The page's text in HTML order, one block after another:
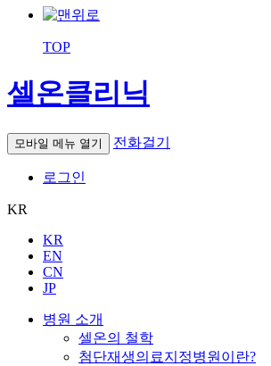
TOP
셀온클리닉
모바일 메뉴 열기 전화걸기
로그인
KR
KR
EN
CN
JP
병원 소개
셀온의 철학
첨단재생의료지정병원이란?